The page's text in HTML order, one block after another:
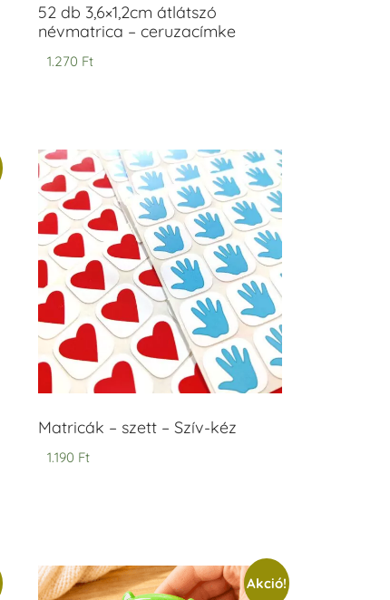
52 db 3,6×1,2cm átlátszó
névmatrica – ceruzacímke
1.270 Ft
Matricák – szett – Szív-kéz
1.190 Ft
Akció!